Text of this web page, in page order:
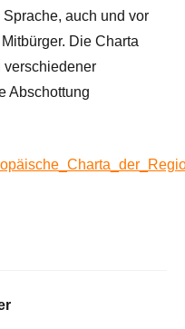
auch und vor
Die Charta
verschiedener
Abschottung